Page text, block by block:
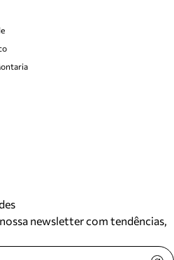
newsletter com tendências,